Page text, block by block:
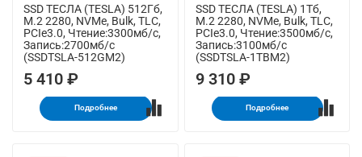
SSD ТЕСЛА (TESLA) 512Гб,
M.2 2280, NVMe, Bulk, TLC,
PCIe3.0, Чтение:3300мб/с,
Запись:2700мб/с
(SSDTSLA-512GM2)
5 410 ₽
Подробнее
SSD ТЕСЛА (TESLA) 1Тб,
M.2 2280, NVMe, Bulk, TLC,
PCIe3.0, Чтение:3500мб/с,
Запись:3100мб/с
(SSDTSLA-1TBM2)
9 310 ₽
Подробнее